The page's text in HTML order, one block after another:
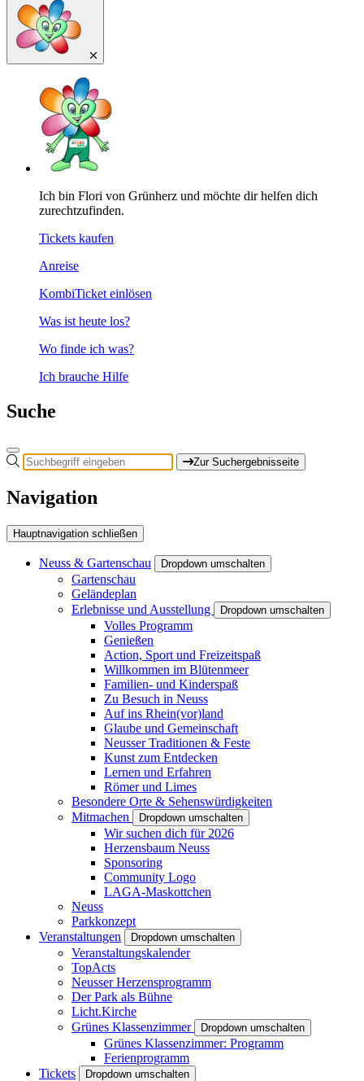
Ich bin Flori von Grünherz und möchte dir helfen dich
zurechtzufinden.
Tickets kaufen
Anreise
KombiTicket einlösen
Was ist heute los?
Wo finde ich was?
Ich brauche Hilfe
Suche
Zur Suchergebnisseite
Navigation
Hauptnavigation schließen
Neuss & Gartenschau Dropdown umschalten
Gartenschau
Geländeplan
Erlebnisse und Ausstellung
Dropdown umschalten
Volles Programm
Genießen
Action, Sport und Freizeitspaß
Willkommen im Blütenmeer
Familien- und Kinderspaß
Zu Besuch in Neuss
Auf ins Rhein(vor)land
Glaube und Gemeinschaft
Neusser Traditionen & Feste
Kunst zum Entdecken
Lernen und Erfahren
Römer und Limes
Besondere Orte & Sehenswürdigkeiten
Mitmachen
Dropdown umschalten
Wir suchen dich für 2026
Herzensbaum Neuss
Sponsoring
Community Logo
LAGA-Maskottchen
Neuss
Parkkonzept
Veranstaltungen
Dropdown umschalten
Veranstaltungskalender
TopActs
Neusser Herzensprogramm
Der Park als Bühne
Licht.Kirche
Grünes Klassenzimmer
Dropdown umschalten
Grünes Klassenzimmer: Programm
Ferienprogramm
Tickets
Dropdown umschalten